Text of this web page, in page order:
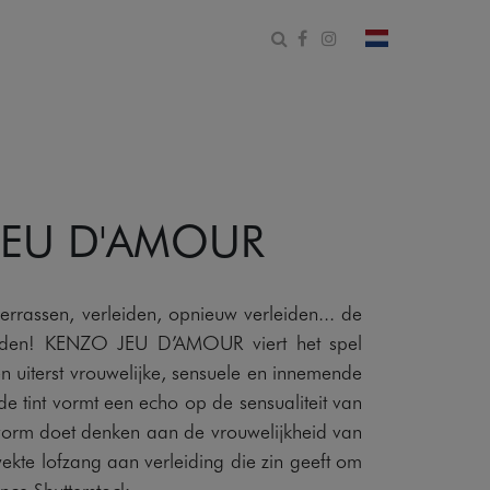
Open zoekformulier
Facebook
Instagram
Verander
D'AMOUR
verleiden, opnieuw verleiden... de
KENZO JEU D’AMOUR viert het spel
uiterst vrouwelijke, sensuele en innemende
tint vormt een echo op de sensualiteit van
doet denken aan de vrouwelijkheid van
lofzang aan verleiding die zin geeft om